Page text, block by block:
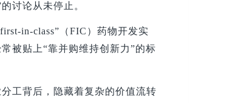
讨论从未停止。
in-class”（FIC）药物开发实
被贴上“靠并购维持创新力”的标
工背后，隐藏着复杂的价值流转